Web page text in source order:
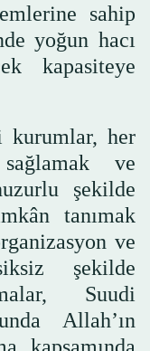
sahip
yoğun hacı
kapasiteye
kurumlar, her
ve
şekilde
tanımak
ve
şekilde
Suudi
Allah’ın